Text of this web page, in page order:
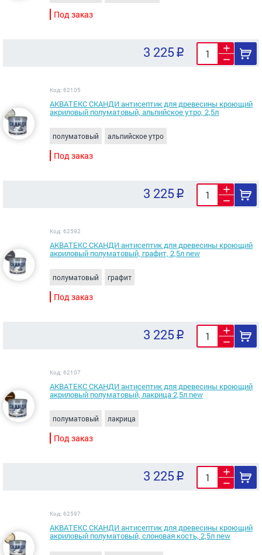
Под заказ
3 225
Код: 62105
АКВАТЕКС СКАНДИ антисептик для древесины кроющий
акриловый полуматовый, альпийское утро, 2,5л
полуматовый альпийское утро
Под заказ
3 225
Код: 62592
АКВАТЕКС СКАНДИ антисептик для древесины кроющий
акриловый полуматовый, графит, 2,5л new
полуматовый графит
Под заказ
3 225
Код: 62107
АКВАТЕКС СКАНДИ антисептик для древесины кроющий
акриловый полуматовый, лакрица 2,5л new
полуматовый лакрица
Под заказ
3 225
Код: 62597
АКВАТЕКС СКАНДИ антисептик для древесины кроющий
акриловый полуматовый, слоновая кость, 2,5л new